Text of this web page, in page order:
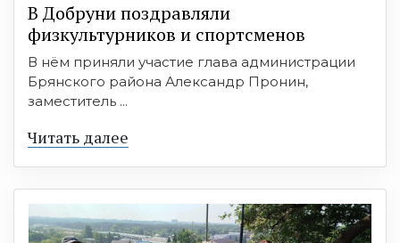
В Добруни поздравляли
физкультурников и спортсменов
В нём приняли участие глава администрации
Брянского района Александр Пронин,
заместитель ...
Читать далее